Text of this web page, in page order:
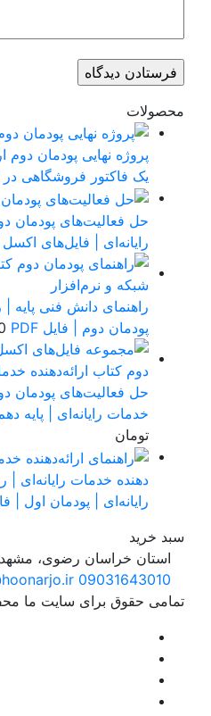
پروژه نهایی پودمان دوم ارائه
یک فاکتور فروشگاهی در اکسل
حل فعالیت‌های پودمان دوم
رایانه‌ای | فایل‌های اکسل آماده
راهنمای دانش فنی پایه | رشته
پودمان دوم | فایل PDF
19,900
حل فعالیت‌های پودمان دوم |
خدمات رایانه‌ای | پایه دهم |
دهنده خدمات رایانه‌ای | رشته
رایانه‌ای | پودمان اول | فایل PDF
خرید
استان خراسان رضوی، مشهد، بلوار
09031643010
info@hoonarjo.ir
حقوق برای سایت ما محفوظ